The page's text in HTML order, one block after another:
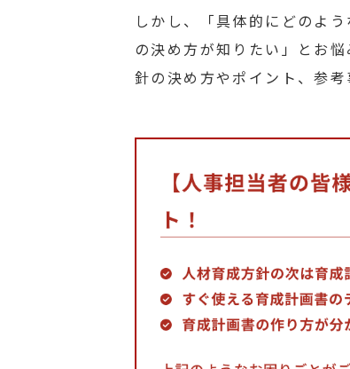
しかし、「具体的にどのよ
の決め方が知りたい」とお
針の決め方やポイント、参考